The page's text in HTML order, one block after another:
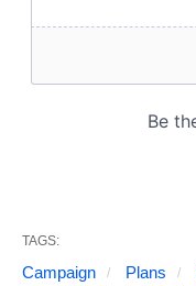
TAGS:
Campaign Plans